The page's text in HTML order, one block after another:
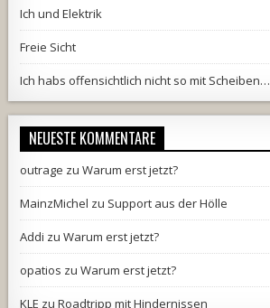
Ich und Elektrik
Freie Sicht
Ich habs offensichtlich nicht so mit Scheiben…
NEUESTE KOMMENTARE
outrage zuWarum erst jetzt?
MainzMichel zu Support aus der Hölle
Addi zuWarum erst jetzt?
opatios zuWarum erst jetzt?
KLE zuRoadtripp mit Hindernissen